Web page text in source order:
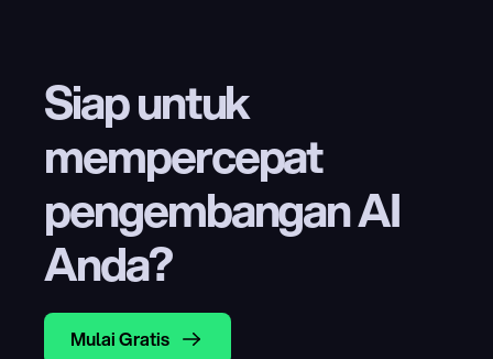
Siap untuk
mempercepat
pengembangan AI
Anda?
Mulai Gratis